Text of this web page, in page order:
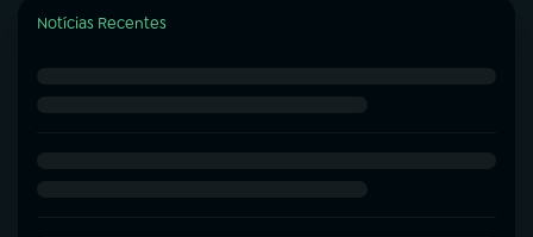
Notícias Recentes